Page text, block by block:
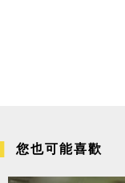
您也可能喜歡